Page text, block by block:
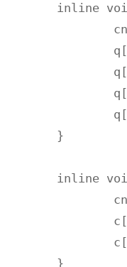
inline
}
inline
}